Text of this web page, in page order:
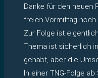
Danke für den neuen
freien Vormittag noch
Zur Folge ist
Thema ist sicherlich
gehabt, aber die
In einer TNG-Folge